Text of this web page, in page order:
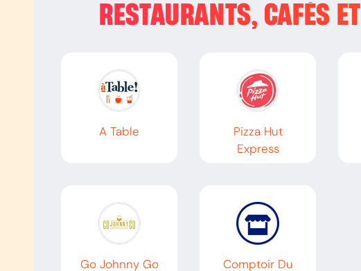
RESTAURANTS, CAFÉS
A Table
Pizza Hut
Express
Go Johnny Go
Comptoir Du